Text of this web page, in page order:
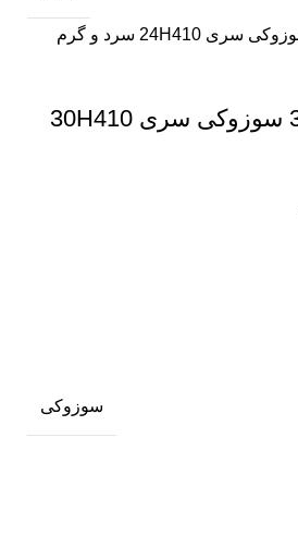
کولر گازی 30000 سوزوکی سری 30H410
سوزوکی